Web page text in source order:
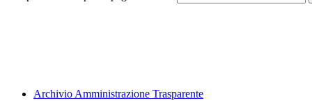
Archivio Amministrazione Trasparente